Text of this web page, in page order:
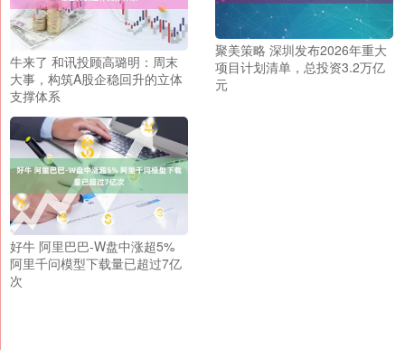
牛来了 和讯投顾高璐明：周末
大事，构筑A股企稳回升的立体
支撑体系
聚美策略 深圳发布2026年重大
项目计划清单，总投资3.2万亿
元
好牛 阿里巴巴-W盘中涨超5%
阿里千问模型下载量已超过7亿
次